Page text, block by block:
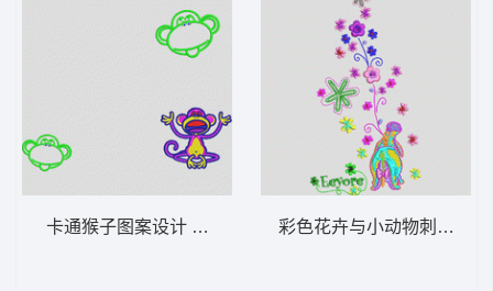
卡通猴子图案设计 猴子_卡通贴布彩色花卉与小动物刺绣图